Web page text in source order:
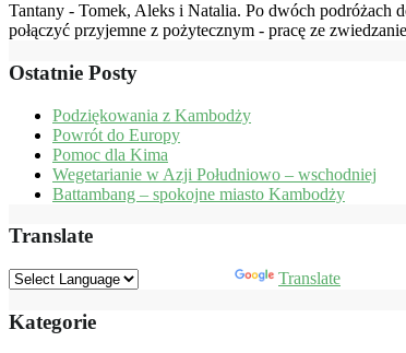
Tantany - Tomek, Aleks i Natalia. Po dwóch podróżach
połączyć przyjemne z pożytecznym - pracę ze
Ostatnie Posty
Podziękowania z Kambodży
Powrót do Europy
Pomoc dla Kima
Wegetarianie w Azji Południowo – wschodniej
Battambang – spokojne miasto Kambodży
Translate
Translate
Kategorie